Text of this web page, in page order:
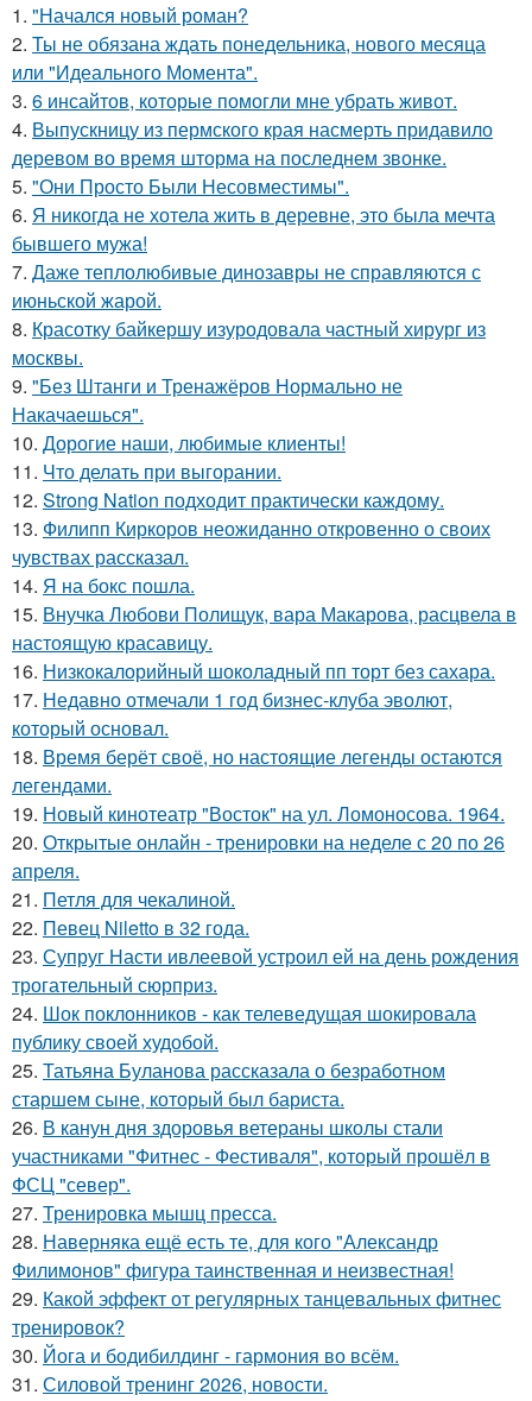
1. "Начался новый роман?
2. Ты не обязана ждать понедельника, нового месяца
или "Идеального Момента".
3. 6 инсайтов, которые помогли мне убрать живот.
4. Выпускницу из пермского края насмерть придавило
деревом во время шторма на последнем звонке.
5. "Они Просто Были Несовместимы".
6. Я никогда не хотела жить в деревне, это была мечта
бывшего мужа!
7. Даже теплолюбивые динозавры не справляются с
июньской жарой.
8. Красотку байкершу изуродовала частный хирург из
москвы.
9. "Без Штанги и Тренажёров Нормально не
Накачаешься".
10. Дорогие наши, любимые клиенты!
11. Что делать при выгорании.
12. Strong Nation подходит практически каждому.
13. Филипп Киркоров неожиданно откровенно о своих
чувствах рассказал.
14. Я на бокс пошла.
15. Внучка Любови Полищук, вара Макарова, расцвела в
настоящую красавицу.
16. Низкокалорийный шоколадный пп торт без сахара.
17. Недавно отмечали 1 год бизнес-клуба эволют,
который основал.
18. Время берёт своё, но настоящие легенды остаются
легендами.
19. Новый кинотеатр "Восток" на ул. Ломоносова. 1964.
20. Открытые онлайн - тренировки на неделе с 20 по 26
апреля.
21. Петля для чекалиной.
22. Певец Niletto в 32 года.
23. Супруг Насти ивлеевой устроил ей на день рождения
трогательный сюрприз.
24. Шок поклонников - как телеведущая шокировала
публику своей худобой.
25. Татьяна Буланова рассказала о безработном
старшем сыне, который был бариста.
26. В канун дня здоровья ветераны школы стали
участниками "Фитнес - Фестиваля", который прошёл в
ФСЦ "север".
27. Тренировка мышц пресса.
28. Наверняка ещё есть те, для кого "Александр
Филимонов" фигура таинственная и неизвестная!
29. Какой эффект от регулярных танцевальных фитнес
тренировок?
30. Йога и бодибилдинг - гармония во всём.
31. Силовой тренинг 2026, новости.